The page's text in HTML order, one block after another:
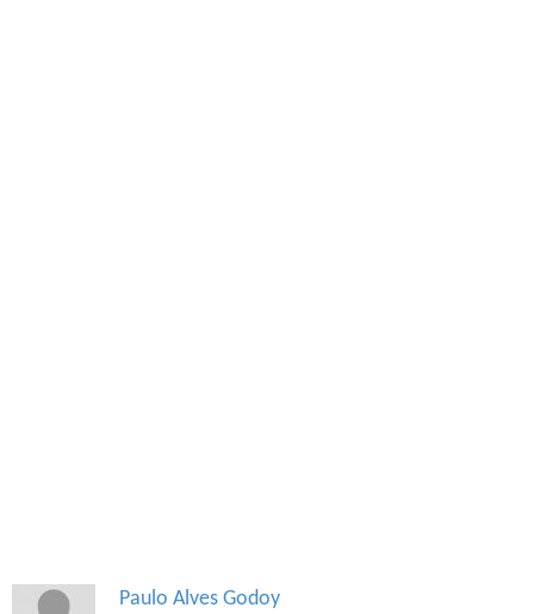
Paulo Alves Godoy